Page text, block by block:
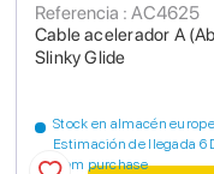
Cable acelerador A
Slinky Glide
Referencia : AC4625
Stock en almacén
Estimación de llegada 6
from purchase